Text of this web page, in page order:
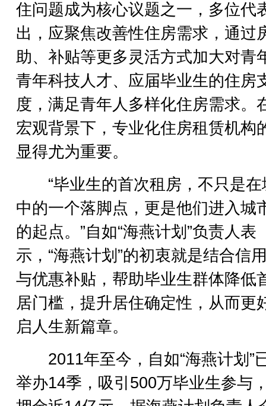
住问题成为核心议题之一，多位代
出，应聚焦改善性住房需求，通过
助、补贴等更多灵活方式加大对青
青年科技人才、应届毕业生的住房
度，满足青年人多样化住房需求。
宏观背景下，专业化住房租赁机构
显得尤为重要。
“毕业生的首次租房，不只是在
中的一个落脚点，更是他们进入城
的起点。”自如“海燕计划”负责人表
示，“海燕计划”的初衷就是结合信
与优惠补贴，帮助毕业生群体降低
居门槛，提升居住确定性，从而更
启人生新篇章。
2011年至今，自如“海燕计划”
举办14季，吸引500万毕业生参与